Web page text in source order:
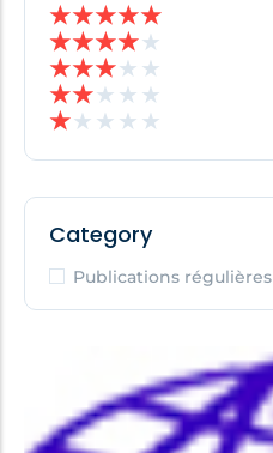
★★★★★
★★★★★
★★★★ ★
★★★ ★ ★
★★ ★ ★ ★
Category
Publications régulières